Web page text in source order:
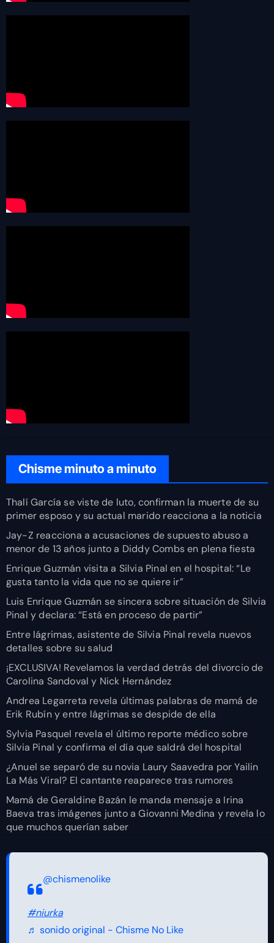
Chisme minuto a minuto
Thalí García se viste de luto, confirman la muerte de su
primer esposo y su actual marido reacciona a la noticia
Jay-Z reacciona a acusaciones de supuesto abuso a
menor de 13 años junto a Diddy Combs en plena fiesta
Enrique Guzmán visita a Silvia Pinal en el hospital: “Le
gusta tanto la vida que no se quiere ir”
Luis Enrique Guzmán se sincera sobre situación de Silvia
Pinal y declara: “Está en proceso de partir”
Entre lágrimas, asistente de Silvia Pinal revela nuevos
detalles sobre su salud
¡EXCLUSIVA! Revelamos la verdad detrás del divorcio de
Carolina Sandoval y Nick Hernández
Andrea Legarreta revela últimas palabras de mamá de
Erik Rubín y entre lágrimas se despide de ella
Sylvia Pasquel revela el último reporte médico sobre
Silvia Pinal y confirma el día que saldrá del hospital
¿Anuel se separó de su novia Laury Saavedra por Yailin
La Más Viral? El cantante reaparece tras rumores
Mamá de Geraldine Bazán le manda mensaje a Irina
Baeva tras imágenes junto a Giovanni Medina y revela lo
que muchos querían saber
@chismenolike
#niurka
♬ sonido original - Chisme No Like